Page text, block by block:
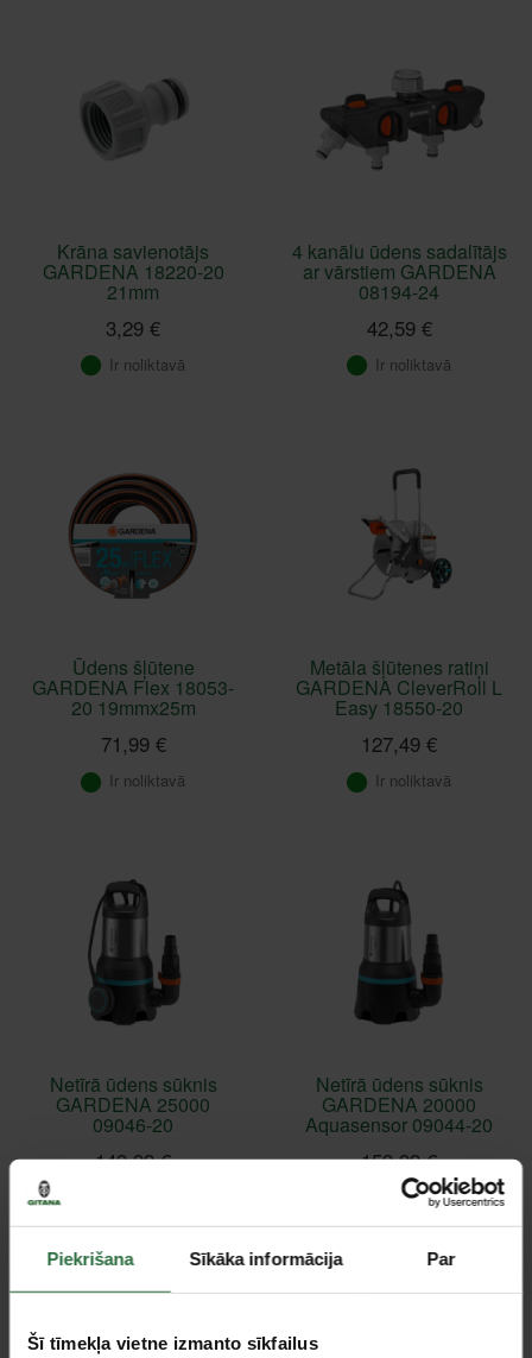
Piekrišana Sīkāka informācija Par
Šī tīmekļa vietne izmanto sīkfailus
Krāna savienotājs
GARDENA 18220-20
21mm
3,29 €
Ir noliktavā
4 kanālu ūdens sadalītājs
ar vārstiem GARDENA
08194-24
42,59 €
Ir noliktavā
Ūdens šļūtene
GARDENA Flex 18053-
20 19mmx25m
71,99 €
Ir noliktavā
Metāla šļūtenes ratiņi
GARDENA CleverRoll L
Easy 18550-20
127,49 €
Ir noliktavā
Netīrā ūdens sūknis
GARDENA 25000
09046-20
149,99 €
Netīrā ūdens sūknis
GARDENA 20000
Aquasensor 09044-20
159,99 €
Ir noliktavā